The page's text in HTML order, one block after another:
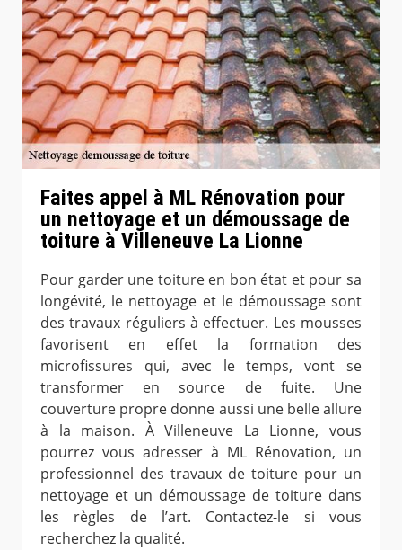
Faites appel à ML Rénovation pour
un nettoyage et un démoussage de
toiture à Villeneuve La Lionne
Pour garder une toiture en bon état et pour sa
longévité, le nettoyage et le démoussage sont
des travaux réguliers à effectuer. Les mousses
favorisent en effet la formation des
microfissures qui, avec le temps, vont se
transformer en source de fuite. Une
couverture propre donne aussi une belle allure
à la maison. À Villeneuve La Lionne, vous
pourrez vous adresser à ML Rénovation, un
professionnel des travaux de toiture pour un
nettoyage et un démoussage de toiture dans
les règles de l’art. Contactez-le si vous
recherchez la qualité.